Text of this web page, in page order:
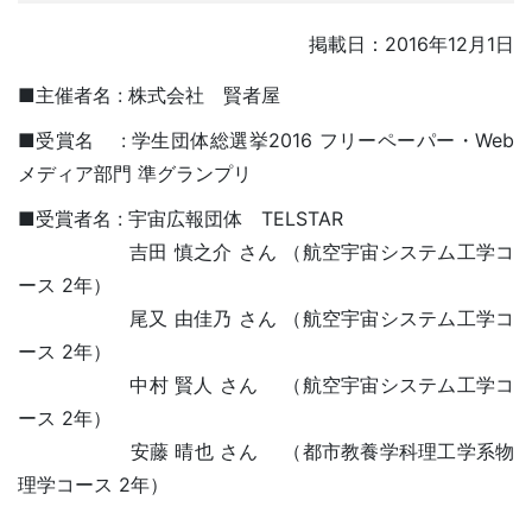
掲載日：2016年12月1日
■主催者名 : 株式会社 賢者屋
■受賞名 : 学生団体総選挙2016 フリーペーパー・Web
メディア部門 準グランプリ
■受賞者名 : 宇宙広報団体 TELSTAR
吉田 慎之介 さん （航空宇宙システム工学コ
ース 2年）
尾又 由佳乃 さん （航空宇宙システム工学コ
ース 2年）
中村 賢人 さん （航空宇宙システム工学コ
ース 2年）
安藤 晴也 さん （都市教養学科理工学系物
理学コース 2年）